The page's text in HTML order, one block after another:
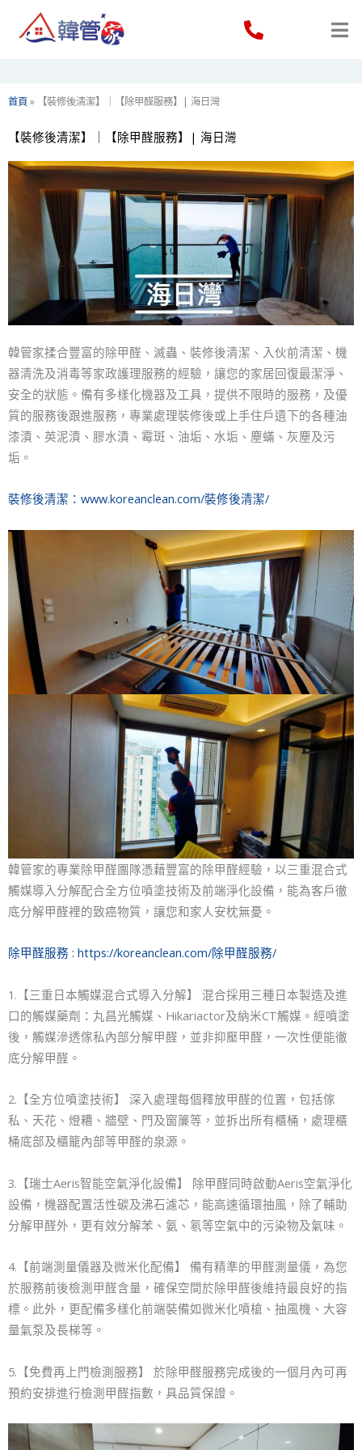
首頁» 【裝修後清潔】｜【除甲醛服務】| 海日灣
【裝修後清潔】｜【除甲醛服務】| 海日灣
韓管家揉合豐富的除甲醛、滅蟲、裝修後清潔、入伙前清潔、機
器清洗及消毒等家政護理服務的經驗，讓您的家居回復最潔淨、
安全的狀態。備有多樣化機器及工具，提供不限時的服務，及優
質的服務後跟進服務，專業處理裝修後或上手住戶遺下的各種油
漆漬、英泥漬、膠水漬、霉斑、油垢、水垢、塵蟎、灰塵及污
垢。
裝修後清潔： www.koreanclean.com/裝修後清潔/
韓管家的專業除甲醛團隊憑藉豐富的除甲醛經驗，以三重混合式
觸媒導入分解配合全方位噴塗技術及前端淨化設備，能為客戶徹
底分解甲醛裡的致癌物質，讓您和家人安枕無憂。
除甲醛服務 : https://koreanclean.com/除甲醛服務/
1.【三重日本觸媒混合式導入分解】 混合採用三種日本製造及進
口的觸媒藥劑：丸昌光觸媒、Hikariactor及納米CT觸媒。經噴塗
後，觸媒滲透傢私內部分解甲醛，並非抑壓甲醛，一次性便能徹
底分解甲醛。
2.【全方位噴塗技術】 深入處理每個釋放甲醛的位置，包括傢
私、天花、燈糟、牆壁、門及窗簾等，並拆出所有櫃桶，處理櫃
桶底部及櫃籠內部等甲醛的泉源。
3.【瑞士Aeris智能空氣淨化設備】 除甲醛同時啟動Aeris空氣淨化
設備，機器配置活性碳及沸石濾芯，能高速循環抽風，除了輔助
分解甲醛外，更有效分解苯、氨、氡等空氣中的污染物及氣味。
4.【前端測量儀器及微米化配備】 備有精準的甲醛測量儀，為您
於服務前後檢測甲醛含量，確保空間於除甲醛後維持最良好的指
標。此外，更配備多樣化前端裝備如微米化噴槍、抽風機、大容
量氣泵及長梯等。
5.【免費再上門檢測服務】 於除甲醛服務完成後的一個月內可再
預約安排進行檢測甲醛指數，具品質保證。